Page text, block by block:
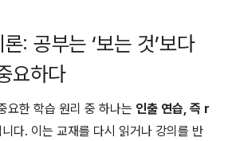
: 공부는 ‘보는 것’보다
요하다
요한 학습 원리 중 하나는 인출 연습, 즉 r
니다. 이는 교재를 다시 읽거나 강의를 반